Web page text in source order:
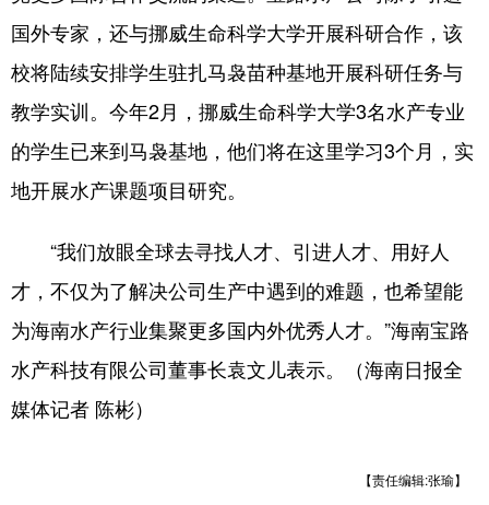
国外专家，还与挪威生命科学大学开展科研合作，该
校将陆续安排学生驻扎马袅苗种基地开展科研任务与
教学实训。今年2月，挪威生命科学大学3名水产专业
的学生已来到马袅基地，他们将在这里学习3个月，实
地开展水产课题项目研究。
“我们放眼全球去寻找人才、引进人才、用好人
才，不仅为了解决公司生产中遇到的难题，也希望能
为海南水产行业集聚更多国内外优秀人才。”海南宝路
水产科技有限公司董事长袁文儿表示。（海南日报全
媒体记者 陈彬）
【责任编辑:张瑜】